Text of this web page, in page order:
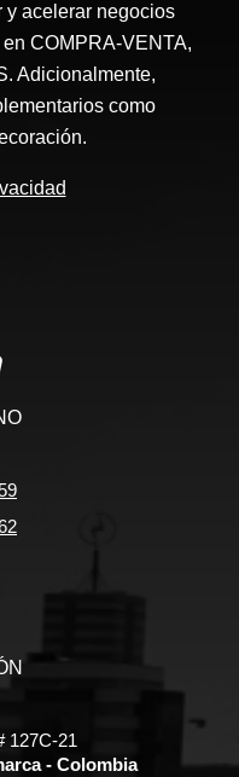
y acelerar negocios
COMPRA-VENTA,
Adicionalmente,
como
127C-21
- Colombia